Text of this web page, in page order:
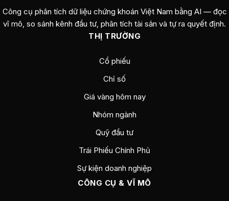
Công cụ phân tích dữ liệu chứng khoán Việt Nam bằng AI — đọc
vĩ mô, so sánh kênh đầu tư, phân tích tài sản và tự ra quyết định.
THỊ TRƯỜNG
Cổ phiếu
Chỉ số
Giá vàng hôm nay
Nhóm ngành
Quỹ đầu tư
Trái Phiếu Chính Phủ
Sự kiện doanh nghiệp
CÔNG CỤ & VĨ MÔ